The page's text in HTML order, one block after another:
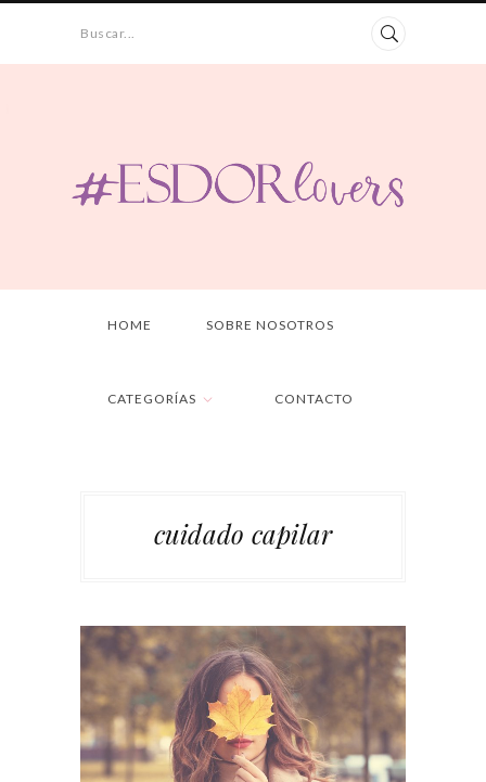
Buscar...
HOME SOBRE NOSOTROS
CATEGORÍAS CONTACTO
cuidado capilar